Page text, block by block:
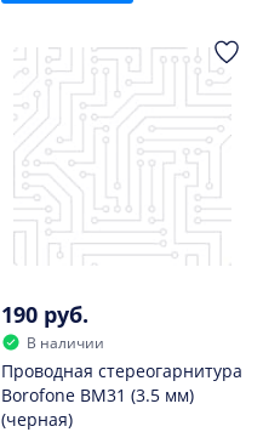
190 руб.
В наличии
Проводная стереогарнитура
Borofone BM31 (3.5 мм)
(черная)